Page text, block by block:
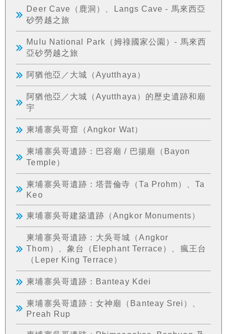
Deer Cave（鹿洞）、Langs Cave - 馬來西亞
砂勞越之旅
Mulu National Park（姆祿國家公園）- 馬來西
亞砂勞越之旅
阿猶他亞／大城（Ayutthaya）
阿猶他亞／大城（Ayutthaya）的歷史遺跡和廟
宇
柬埔寨吳哥窟（Angkor Wat）
柬埔寨吳哥遺跡：巴容廟 / 巴揚廟（Bayon
Temple）
柬埔寨吳哥遺跡：塔普倫寺（Ta Prohm）、Ta
Keo
柬埔寨吳哥建築遺跡（Angkor Monuments）
柬埔寨吳哥遺跡：大吳哥城（Angkor
Thom）、象台（Elephant Terrace）、瘋王台
（Leper King Terrace）
柬埔寨吳哥遺跡：Banteay Kdei
柬埔寨吳哥遺跡：女神廟（Banteay Srei）、
Preah Rup